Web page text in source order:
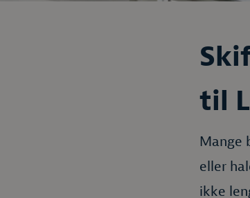
til
Mange
eller
ikke